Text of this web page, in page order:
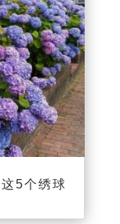
5个绣球